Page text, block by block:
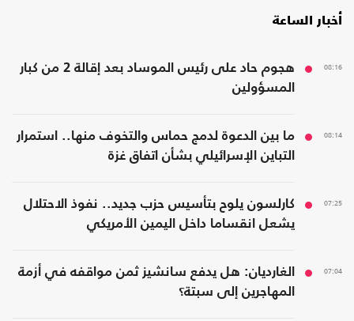
أخبار الساعة
08:16
هجوم حاد على رئيس الموساد بعد إقالة 2 من كبار
المسؤولين
08:14
ما بين الدعوة لدمج حماس والتخوف منها.. استمرار
التباين الإسرائيلي بشأن اتفاق غزة
07:25
كارلسون يلوح بتأسيس حزب جديد.. نفوذ الاحتلال
يشعل انقساما داخل اليمين الأمريكي
07:04
الغارديان: هل يدفع سانشيز ثمن مواقفه في أزمة
المهاجرين إلى سبتة؟